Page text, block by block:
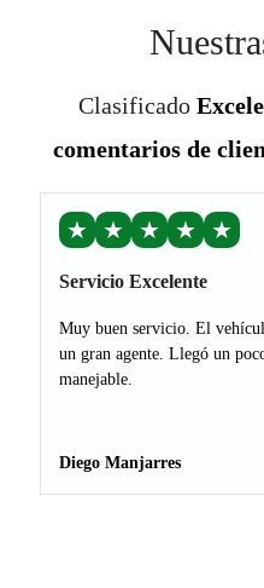
Clasificado
comentarios de
★ ★ ★ ★ ★
Servicio Excelente
Muy buen servicio. El
un gran agente. Llegó un
manejable.
Diego Manjarres